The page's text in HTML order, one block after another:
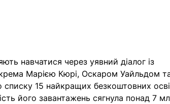
навчатися через уявний діалог із
Марією Кюрі, Оскаром Уайльдом
15 найкращих безкоштовних
його завантажень сягнула понад 7